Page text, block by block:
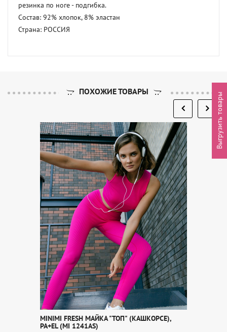
резинка по ноге - подгибка.
Состав: 92% хлопок, 8% эластан
Страна: РОССИЯ
ПОХОЖИЕ ТОВАРЫ
MINIMI FRESH МАЙКА "ТОП" (КАШКОРСЕ),
PA+EL (MI 1241AS)
Выгрузить товары